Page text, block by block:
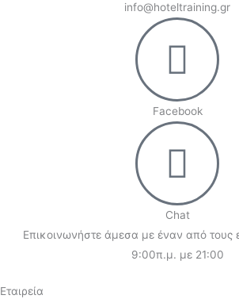
info@hoteltraining.gr
Facebook
Chat
Επικοινωνήστε άμεσα με έναν από
9:00π.μ. με 21:00
Εταιρεία